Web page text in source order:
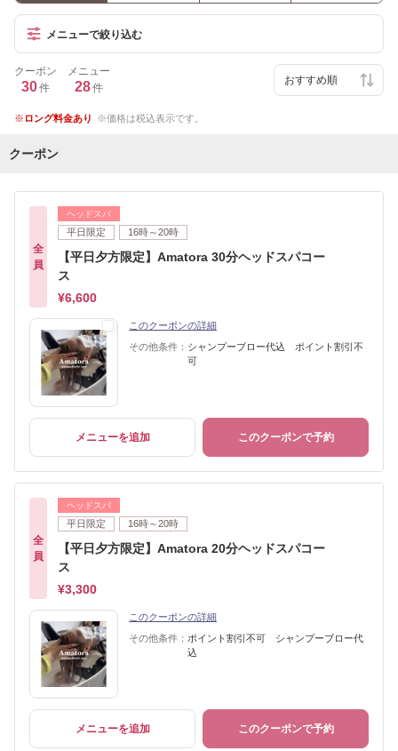
メニューで絞り込む
クーポン
30件
メニュー
28件
ロング料金あり 価格は税込表示です。
クーポン
全
員
ヘッドスパ
平日限定 16時～20時
【平日夕方限定】Amatora 30分ヘッドスパコー
ス
¥6,600
このクーポンの詳細
その他条件： シャンプーブロー代込 ポイント割引不
可
メニューを追加 このクーポンで予約
全
員
ヘッドスパ
平日限定 16時～20時
【平日夕方限定】Amatora 20分ヘッドスパコー
ス
¥3,300
このクーポンの詳細
その他条件： ポイント割引不可 シャンプーブロー代
込
メニューを追加 このクーポンで予約